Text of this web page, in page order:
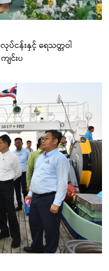
ပ်ငန်းနှင့် ရေသတ္တဝါ
င်းပ